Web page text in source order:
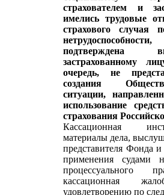
страхователем и
имелись трудовые
страхового случая
подтверждена
застрахованному
очередь, не
создания
ситуации,
использование
страхования
Кассационная
материалы дела,
представителя Фонда
применения судами
процессуального
кассационная
удовлетворению по